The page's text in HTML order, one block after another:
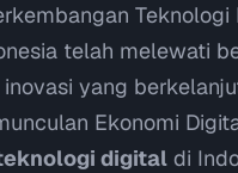
telah melewati
yang
Ekonomi
digital di